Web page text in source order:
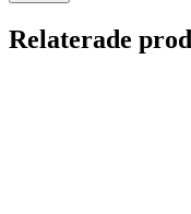
Relaterade